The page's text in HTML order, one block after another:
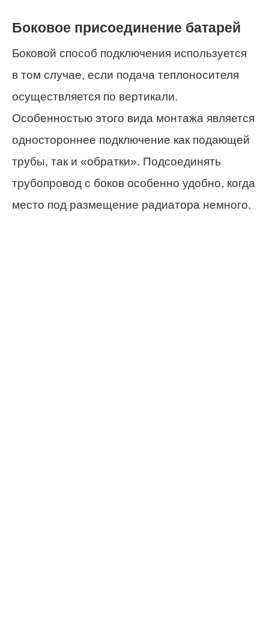
Боковое присоединение батарей
Боковой способ подключения используется
в том случае, если подача теплоносителя
осуществляется по вертикали.
Особенностью этого вида монтажа является
одностороннее подключение как подающей
трубы, так и «обратки». Подсоединять
трубопровод с боков особенно удобно, когда
место под размещение радиатора немного.